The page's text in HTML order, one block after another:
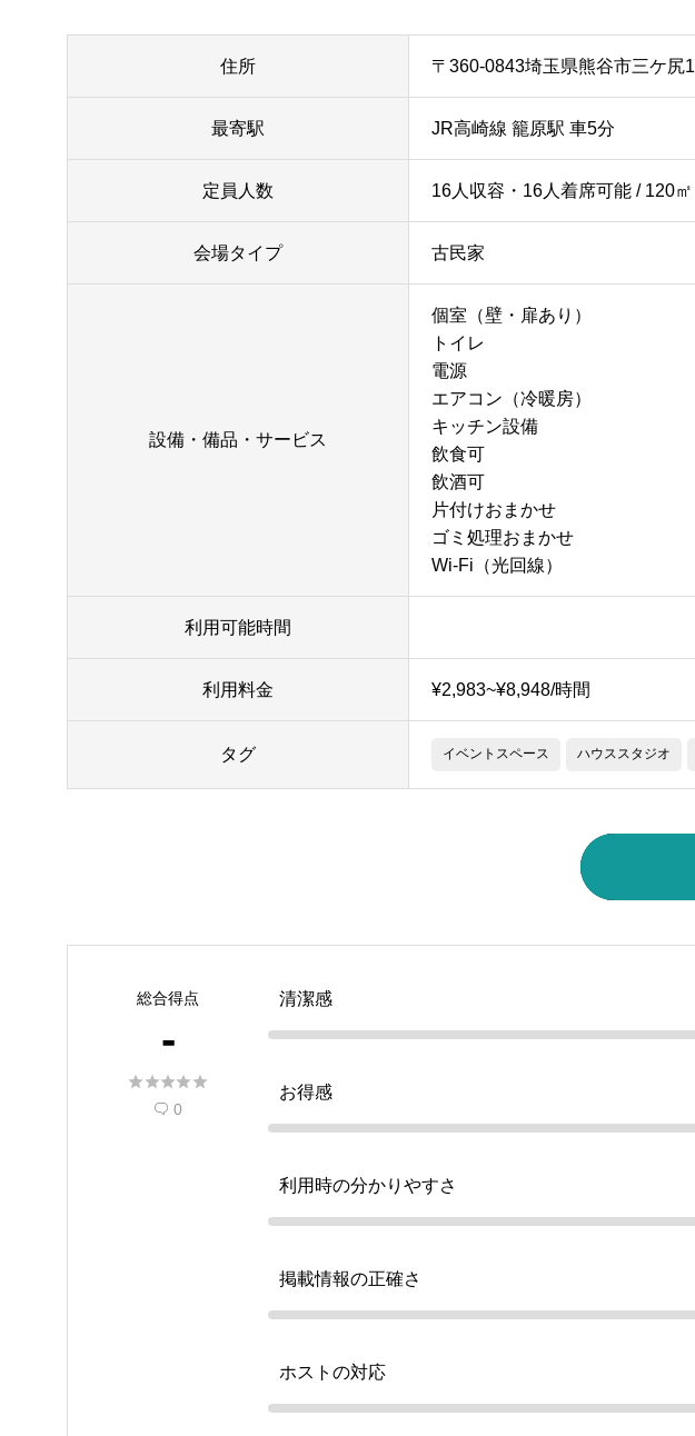
住所 〒360-0843埼玉県熊谷市三ケ尻
最寄駅 JR高崎線 籠原駅 車5分
定員人数 16人収容・16人着席可能 / 120㎡
会場タイプ 古民家
設備・備品・サービス
個室（壁・扉あり）
トイレ
電源
エアコン（冷暖房）
キッチン設備
飲食可
飲酒可
片付けおまかせ
ゴミ処理おまかせ
Wi-Fi（光回線）
利用可能時間
利用料金 ¥2,983~¥8,948/時間
タグ イベントスペース ハウススタジオ
総合得点
-

 0
清潔感
お得感
利用時の分かりやすさ
掲載情報の正確さ
ホストの対応